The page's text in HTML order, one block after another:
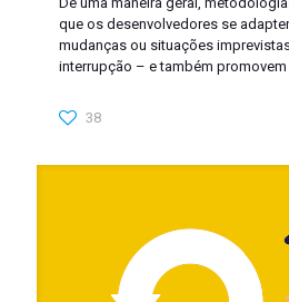
que os desenvolvedores se
mudanças ou situações
interrupção – e também promovem
38